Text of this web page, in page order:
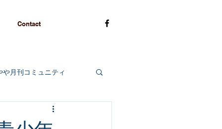
Contact
や月刊コミュニティ